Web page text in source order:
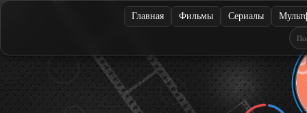
Главная Фильмы Сериалы